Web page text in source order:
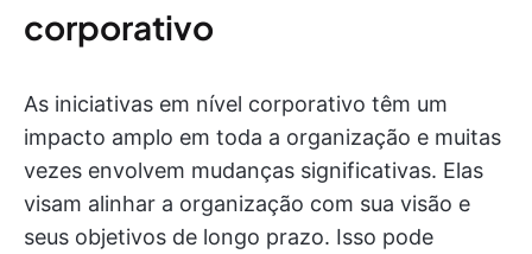
corporativo
As iniciativas em nível corporativo têm um
impacto amplo em toda a organização e muitas
vezes envolvem mudanças significativas. Elas
visam alinhar a organização com sua visão e
seus objetivos de longo prazo. Isso pode